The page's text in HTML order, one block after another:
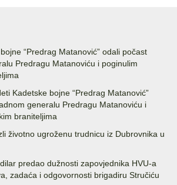
“Predrag Matanović” odali počast
Predragu Matanoviću i poginulim
Kadetske bojne “Predrag Matanović”
generalu Predragu Matanoviću i
braniteljima
životno ugroženu trudnicu iz Dubrovnika u
predao dužnosti zapovjednika HVU-a
zadaća i odgovornosti brigadiru Stručiću